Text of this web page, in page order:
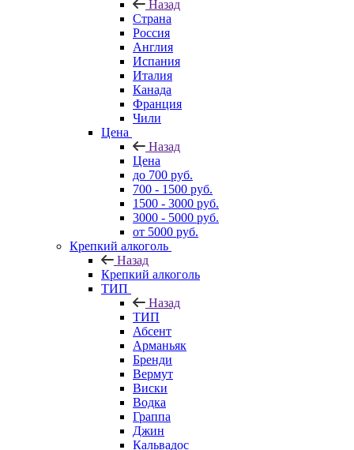
Назад
Страна
Россия
Англия
Испания
Италия
Канада
Франция
Чили
Цена
Назад
Цена
до 700 руб.
700 - 1500 руб.
1500 - 3000 руб.
3000 - 5000 руб.
от 5000 руб.
Крепкий алкоголь
Назад
Крепкий алкоголь
ТИП
Назад
ТИП
Абсент
Арманьяк
Бренди
Вермут
Виски
Водка
Граппа
Джин
Кальвадос